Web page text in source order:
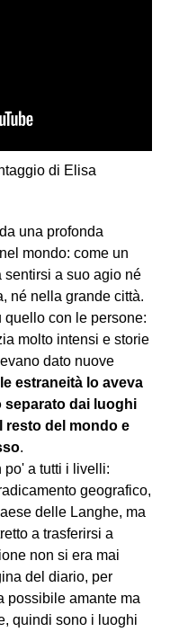
di Elisa
una profonda
mondo: come un
sentirsi a suo agio né
né nella grande città.
quello con le persone:
molto intensi e storie
dato nuove
estraneità lo aveva
separato dai luoghi
resto del mondo e
.
po' a tutti i livelli:
geografico,
delle Langhe, ma
a trasferirsi a
non si era mai
del diario, per
possibile amante ma
quindi sono i luoghi